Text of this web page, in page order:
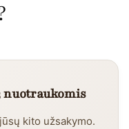
nuotraukomis
kito užsakymo.